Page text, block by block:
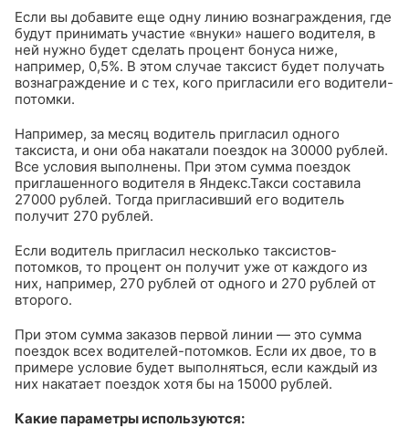
Если вы добавите еще одну линию вознаграждения, где
будут принимать участие «внуки» нашего водителя, в
ней нужно будет сделать процент бонуса ниже,
например, 0,5%. В этом случае таксист будет получать
вознаграждение и с тех, кого пригласили его водители-
потомки.
Например, за месяц водитель пригласил одного
таксиста, и они оба накатали поездок на 30000 рублей.
Все условия выполнены. При этом сумма поездок
приглашенного водителя в Яндекс.Такси составила
27000 рублей. Тогда пригласивший его водитель
получит 270 рублей.
Если водитель пригласил несколько таксистов-
потомков, то процент он получит уже от каждого из
них, например, 270 рублей от одного и 270 рублей от
второго.
При этом сумма заказов первой линии — это сумма
поездок всех водителей-потомков. Если их двое, то в
примере условие будет выполняться, если каждый из
них накатает поездок хотя бы на 15000 рублей.
Какие параметры используются: